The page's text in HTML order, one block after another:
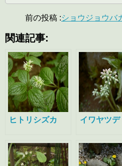
前の投稿 :ショウジョウバ
関連記事:
ヒトリシズカ イワヤツデ